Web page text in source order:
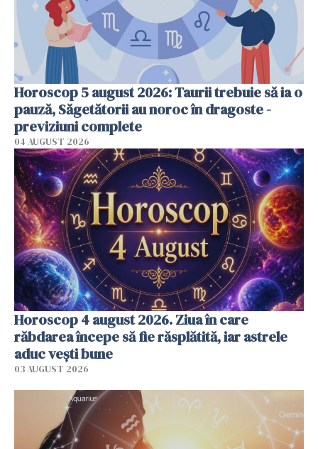
Horoscop 5 august 2026: Taurii trebuie să ia o
pauză, Săgetătorii au noroc în dragoste -
previziuni complete
04 AUGUST 2026
Horoscop 4 august 2026. Ziua în care
răbdarea începe să fie răsplătită, iar astrele
aduc vești bune
03 AUGUST 2026